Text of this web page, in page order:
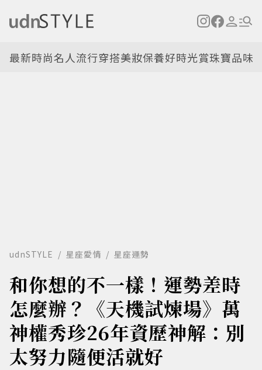
最新時尚名人流行穿搭美妝保養好時光賞珠寶品味
udnSTYLE 星座愛情 星座運勢
和你想的不一樣！運勢差時
怎麼辦？《天機試煉場》萬
神權秀珍26年資歷神解：別
太努力隨便活就好